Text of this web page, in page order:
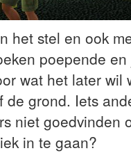
het stel en ook
poepende
wat het later wil
de grond. Iets
niet goedvinden
in te gaan?